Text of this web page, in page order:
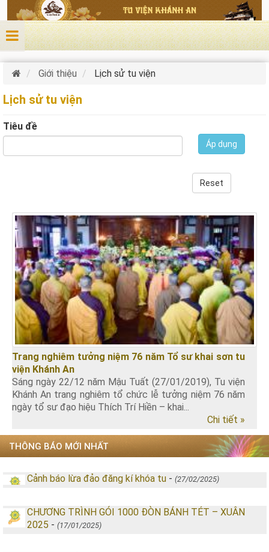
Nhảy đến nội dung
Giới thiệu Lịch sử tu viện
Lịch sử tu viện
Tiêu đề
Áp dụng
Reset
Trang nghiêm tưởng niệm 76 năm Tổ sư khai sơn tu
viện Khánh An
Sáng ngày 22/12 năm Mậu Tuất (27/01/2019), Tu viện
Khánh An trang nghiêm tổ chức lễ tưởng niệm 76 năm
ngày tổ sư đạo hiệu Thích Trí Hiền – khai...
Chi tiết »
THÔNG BÁO MỚI NHẤT
Cảnh báo lừa đảo đăng kí khóa tu - (27/02/2025)
CHƯƠNG TRÌNH GÓI 1000 ĐÒN BÁNH TÉT – XUÂN
2025 - (17/01/2025)